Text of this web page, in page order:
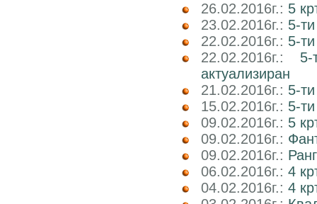
26.02.2016г.: 5
23.02.2016г.: 5-
22.02.2016г.: 5-
22.02.2016г.:
актуализиран
21.02.2016г.: 5-
15.02.2016г.: 5-
09.02.2016г.: 5
09.02.2016г.:
09.02.2016г.:
06.02.2016г.: 4
04.02.2016г.: 4